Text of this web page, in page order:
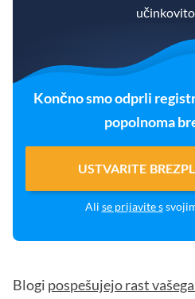
učinkovito
Končno smo odprli
popolnoma
USTVARITE
Ali se prijavite s
Blogi pospešujejo rast